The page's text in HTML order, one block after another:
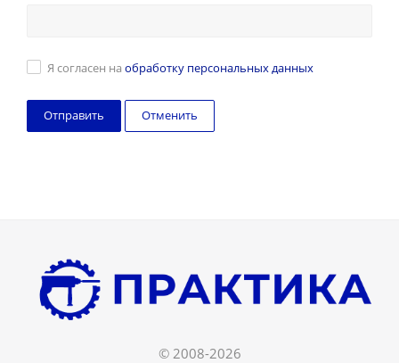
Я согласен на обработку персональных данных
Отменить
© 2008-2026